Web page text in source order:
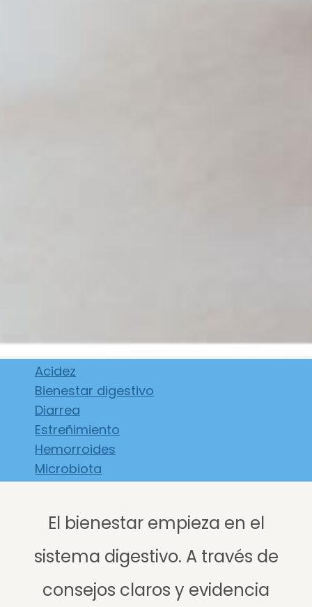
Acidez
Bienestar digestivo
Diarrea
Estreñimiento
Hemorroides
Microbiota
El bienestar empieza en el
sistema digestivo. A través de
consejos claros y evidencia